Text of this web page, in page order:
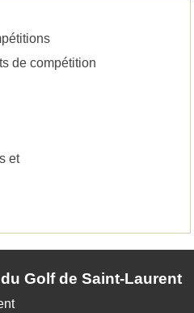
de compétition
et
Golf de Saint-Laurent